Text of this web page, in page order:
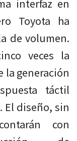
interfaz en
Toyota ha
de volumen.
veces la
la generación
táctil
El diseño, sin
con